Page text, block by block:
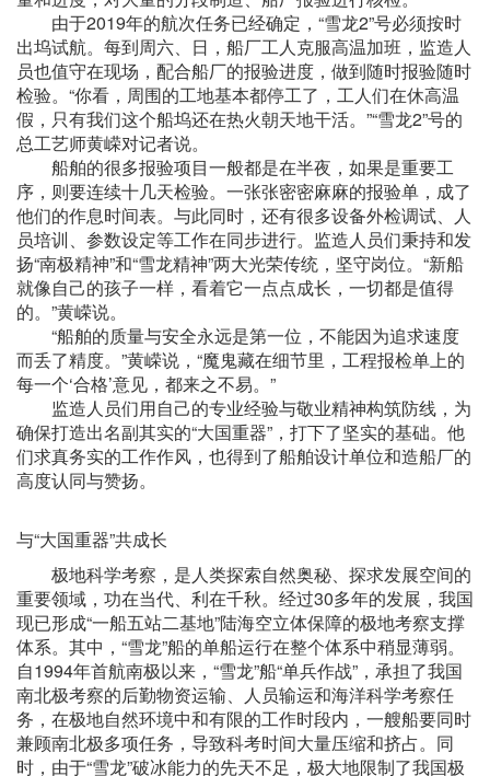
由于2019年的航次任务已经确定，“雪龙2”号必须按时
出坞试航。每到周六、日，船厂工人克服高温加班，监造人
员也值守在现场，配合船厂的报验进度，做到随时报验随时
检验。“你看，周围的工地基本都停工了，工人们在休高温
假，只有我们这个船坞还在热火朝天地干活。”“雪龙2”号的
总工艺师黄嵘对记者说。
船舶的很多报验项目一般都是在半夜，如果是重要工
序，则要连续十几天检验。一张张密密麻麻的报验单，成了
他们的作息时间表。与此同时，还有很多设备外检调试、人
员培训、参数设定等工作在同步进行。监造人员们秉持和发
扬“南极精神”和“雪龙精神”两大光荣传统，坚守岗位。“新船
就像自己的孩子一样，看着它一点点成长，一切都是值得
的。”黄嵘说。
“船舶的质量与安全永远是第一位，不能因为追求速度
而丢了精度。”黄嵘说，“魔鬼藏在细节里，工程报检单上的
每一个‘合格’意见，都来之不易。”
监造人员们用自己的专业经验与敬业精神构筑防线，为
确保打造出名副其实的“大国重器”，打下了坚实的基础。他
们求真务实的工作作风，也得到了船舶设计单位和造船厂的
高度认同与赞扬。
与“大国重器”共成长
极地科学考察，是人类探索自然奥秘、探求发展空间的
重要领域，功在当代、利在千秋。经过30多年的发展，我国
现已形成“一船五站二基地”陆海空立体保障的极地考察支撑
体系。其中，“雪龙”船的单船运行在整个体系中稍显薄弱。
自1994年首航南极以来，“雪龙”船“单兵作战”，承担了我国
南北极考察的后勤物资运输、人员输运和海洋科学考察任
务，在极地自然环境中和有限的工作时段内，一艘船要同时
兼顾南北极多项任务，导致科考时间大量压缩和挤占。同
时，由于“雪龙”破冰能力的先天不足，极大地限制了我国极